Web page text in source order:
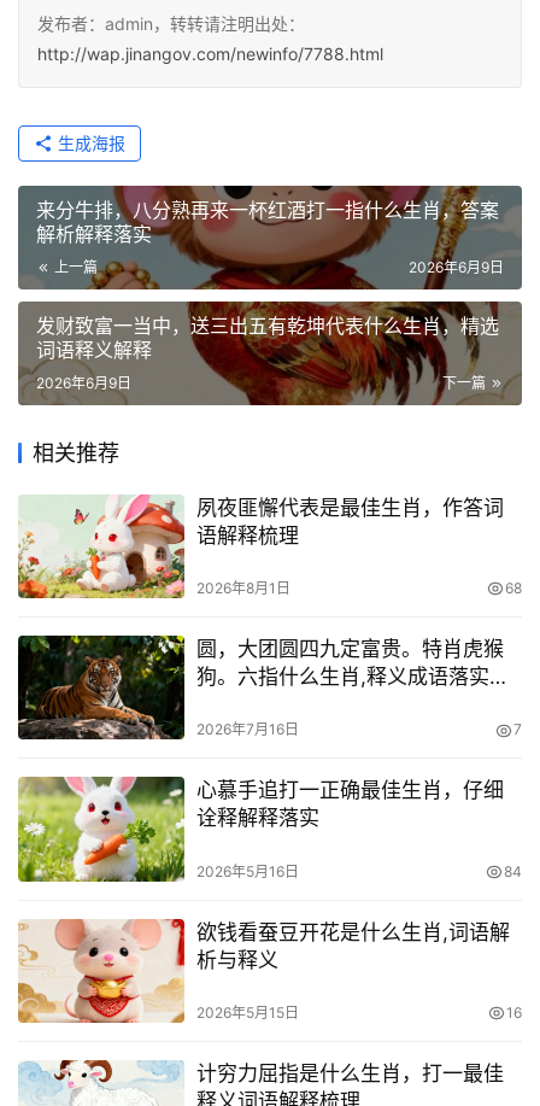
发布者：admin，转转请注明出处：
http://wap.jinangov.com/newinfo/7788.html
生成海报
来分牛排，八分熟再来一杯红酒打一指什么生肖，答案
解析解释落实
上一篇 2026年6月9日
发财致富一当中，送三出五有乾坤代表什么生肖，精选
词语释义解释
下一篇
2026年6月9日
相关推荐
夙夜匪懈代表是最佳生肖，作答词
语解释梳理
2026年8月1日 68
圆，大团圆四九定富贵。特肖虎猴
狗。六指什么生肖,释义成语落实诠
2026年7月16日 7
心慕手追打一正确最佳生肖，仔细
诠释解释落实
2026年5月16日 84
欲钱看蚕豆开花是什么生肖,词语解
析与释义
2026年5月15日 16
计穷力屈指是什么生肖，打一最佳
释义词语解释梳理